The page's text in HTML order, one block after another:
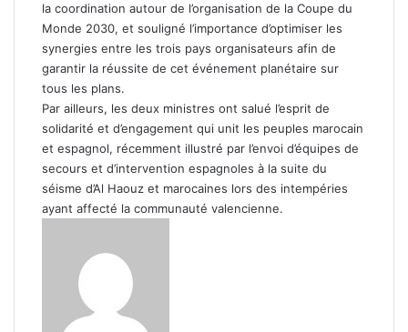
la coordination autour de l’organisation de la Coupe du
Monde 2030, et souligné l’importance d’optimiser les
synergies entre les trois pays organisateurs afin de
garantir la réussite de cet événement planétaire sur
tous les plans.
Par ailleurs, les deux ministres ont salué l’esprit de
solidarité et d’engagement qui unit les peuples marocain
et espagnol, récemment illustré par l’envoi d’équipes de
secours et d’intervention espagnoles à la suite du
séisme d’Al Haouz et marocaines lors des intempéries
ayant affecté la communauté valencienne.